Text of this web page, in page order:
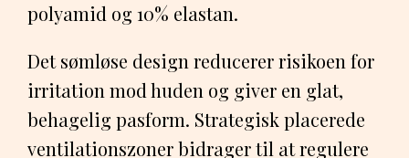
polyamid og 10% elastan.
Det sømløse design reducerer risikoen for
irritation mod huden og giver en glat,
behagelig pasform. Strategisk placerede
ventilationszoner bidrager til at regulere